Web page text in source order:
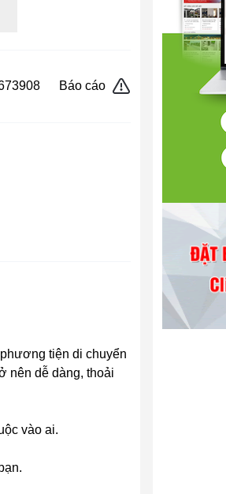
Báo cáo
tiện di chuyển
nên dễ dàng, thoải
vào ai.